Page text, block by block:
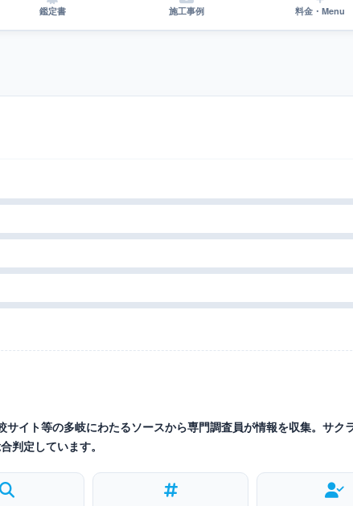
鑑定書 施工事例 料金・Menu
イト等の多岐にわたるソースから専門調査員が情報を収集。サク
判定しています。